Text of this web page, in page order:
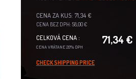
CENA ZA KUS: 71,34 €
CENA BEZ DPH: 58,00 €
CELKOVÁ CENA :
CENA VRÁTANE 20% DPH
71,34 €
CHECK SHIPPING PRICE